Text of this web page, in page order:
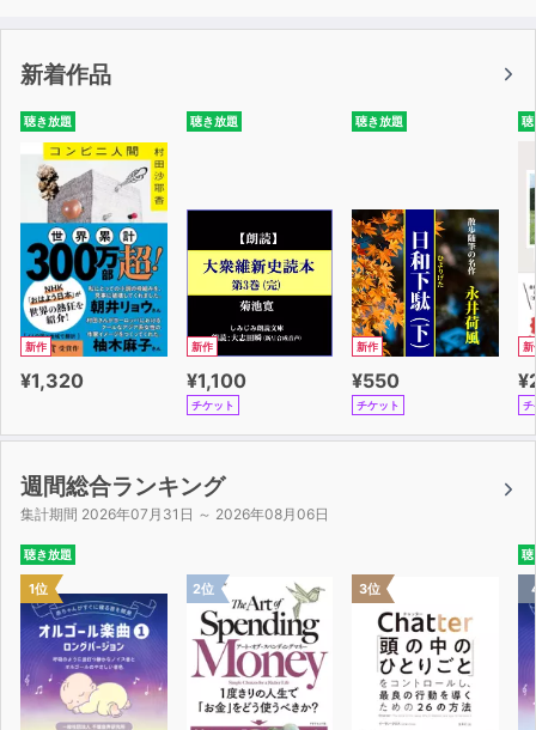
新着作品
聴き放題
新作
¥1,320
聴き放題
新作
¥1,100
チケット
聴き放題
新作
¥550
チケット
聴
新
チ
週間総合ランキング
集計期間 2026年07月31日 ～ 2026年08月06日
聴き放題
1位 2位 3位
聴